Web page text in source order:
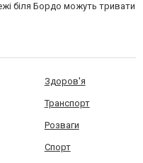
біля Бордо можуть тривати
Здоров'я
Транспорт
Розваги
Спорт